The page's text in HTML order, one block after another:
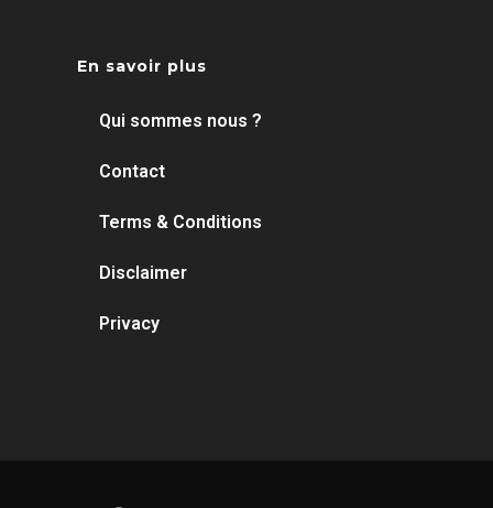
En savoir plus
Qui sommes nous ?
Contact
Terms & Conditions
Disclaimer
Privacy